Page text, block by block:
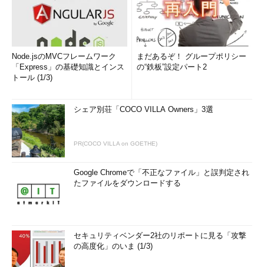
Node.jsのMVCフレームワーク
「Express」の基礎知識とインス
トール (1/3)
まだあるぞ！ グループポリシー
の“鉄板”設定パート2
シェア別荘「COCO VILLA Owners」3選
PR(COCO VILLA on GOETHE)
Google Chromeで「不正なファイル」と誤判定され
たファイルをダウンロードする
セキュリティベンダー2社のリポートに見る「攻撃
の高度化」のいま (1/3)